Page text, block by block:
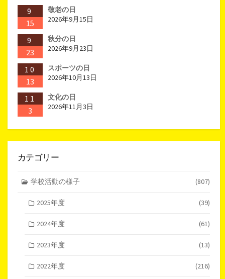
9
15
敬老の日
2026年9月15日
9
23
秋分の日
2026年9月23日
10
13
スポーツの日
2026年10月13日
11
3
文化の日
2026年11月3日
カテゴリー
学校活動の様子 (807)
2025年度 (39)
2024年度 (61)
2023年度 (13)
2022年度 (216)